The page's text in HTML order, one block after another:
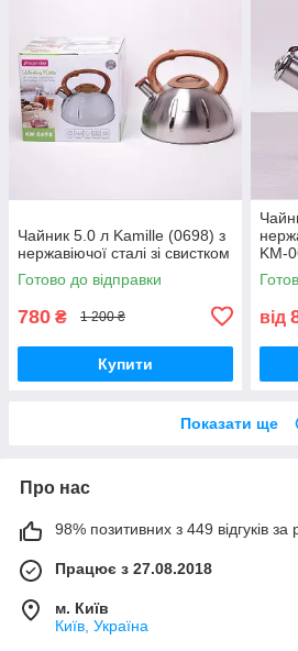
Чайник 5.0 л Kamille (0698) з
нержавіючої сталі зі свистком
Готово до відправки
780 ₴ 1 200 ₴
Купити
KM-
від
Показати ще
Про нас
98% позитивних з 449 відгуків за
Працює з 27.08.2018
м. Київ
Київ, Україна